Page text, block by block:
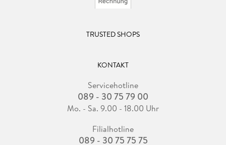
TRUSTED SHOPS
KONTAKT
Servicehotline
089 - 30 75 79 00
Mo. - Sa. 9.00 - 18.00 Uhr
Filialhotline
089 - 30 75 75 75